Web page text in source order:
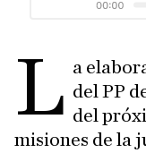
L a
del PP
del
misiones de la